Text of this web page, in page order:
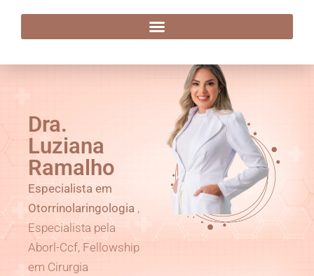
Dra. Luziana Ramalho
Dra.
Luziana
Ramalho
Especialista em
Otorrinolaringologia ,
Especialista pela
Aborl-Ccf, Fellowship
em Cirurgia